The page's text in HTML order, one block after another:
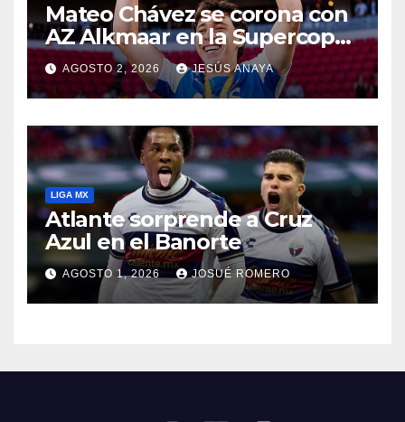
Mateo Chávez se corona con
AZ Alkmaar en la Supercopa
de Países Bajos
AGOSTO 2, 2026 JESÚS ANAYA
LIGA MX
Atlante sorprende a Cruz
Azul en el Banorte
AGOSTO 1, 2026 JOSUÉ ROMERO